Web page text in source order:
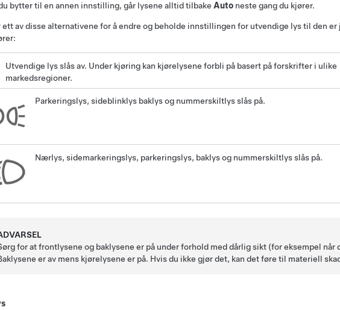
bytter til en annen innstilling, går lysene alltid tilbake Auto neste gang du kjører.
ett av disse alternativene for å endre og beholde innstillingen for utvendige lys til den
Utvendige lys slås av. Under kjøring kan kjørelysene forbli på basert på forskrifter i ulike
markedsregioner.
Parkeringslys, sideblinklys baklys og nummerskiltlys slås på.
Nærlys, sidemarkeringslys, parkeringslys, baklys og nummerskiltlys slås på.
for at frontlysene og baklysene er på under forhold med dårlig sikt (for eksempel når
er av mens kjørelysene er på. Hvis du ikke gjør det, kan det føre til materiell